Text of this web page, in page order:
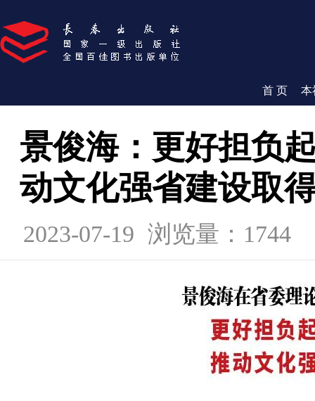
首 页 本
景俊海：更好担负
动文化强省建设取
2023-07-19 浏览量：1744